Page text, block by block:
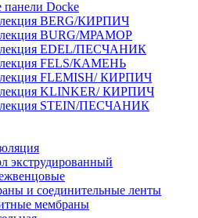
Docke
BERG/КИРПИЧ
BURG/МРАМОР
EDEL/ПЕСЧАНИК
FELS/КАМЕНЬ
FLEMISH/ КИРПИЧ
KLINKER/ КИРПИЧ
STEIN/ПЕСЧАНИК
экструдированный
и соединительные ленты
мембраны